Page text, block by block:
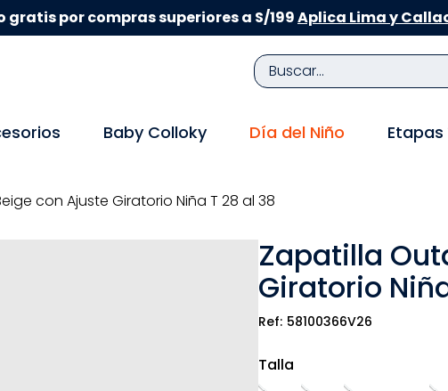
gratis por compras superiores a S/199Aplica Lima y
Buscar...
Baby Colloky Día del Niño Etapas
con Ajuste Giratorio Niña T 28 al 38
Zapatilla
Giratorio
58100366V26
Talla
TÉRMINOS MÁS BUSCADOS